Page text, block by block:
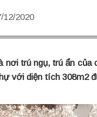
12/2020
trú ngụ, trú ẩn
với diện tích 308m2